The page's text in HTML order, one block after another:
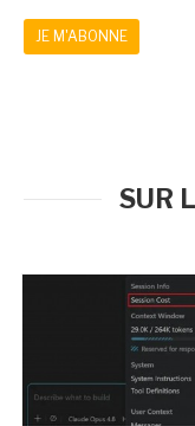
JE M'ABONNE
SUR